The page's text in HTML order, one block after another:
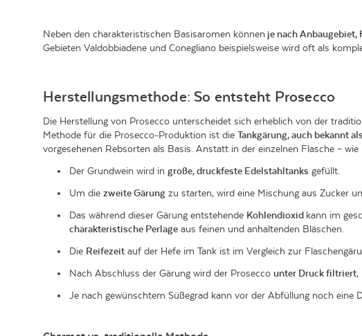
Neben den charakteristischen Basisaromen können je nach
Gebieten Valdobbiadene und Conegliano beispielsweise wird oft als
Herstellungsmethode: So entsteht Prosecco
Die Herstellung von Prosecco unterscheidet sich erheblich von der
Methode für die Prosecco-Produktion ist die Tankgärung, auch bekannt
vorgesehenen Rebsorten als Basis. Anstatt in der einzelnen Flasche –
Der Grundwein wird in große, druckfeste Edelstahltanks gefüllt.
Um die zweite Gärung zu starten, wird eine Mischung aus Zucker
Das während dieser Gärung entstehende Kohlendioxid kann im
charakteristische Perlage aus feinen und anhaltenden Bläschen.
Die Reifezeit auf der Hefe im Tank ist im Vergleich zur
Nach Abschluss der Gärung wird der Prosecco unter Druck filtriert,
Je nach gewünschtem Süßegrad kann vor der Abfüllung noch eine